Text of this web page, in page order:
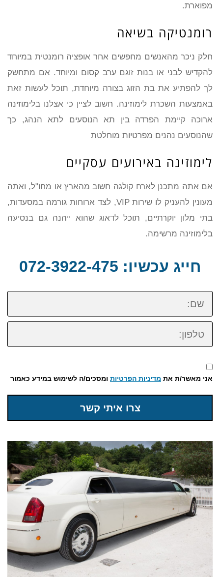
מפוארת.
רומנטיקה בשיאה
חלק ניכר מהאנשים מחפשים אחר אופציה רומנטית במיוחד
להקדיש לבני או בנות זוגם ערב קסום ומיוחד. אם מתחשק
לך להפתיע את בת הזוג בצורה מיוחדת, תוכל לעשות זאת
באמצעות השכרת לימוזינה. חשוב לציין כי אצלנו בלימוזינה
ארוכה קיימת הפרדה בין תא הנוסעים לתא הנהג, כך
שהנוסעים נהנים מפרטיות מוחלטת
לימוזינה באירועים עסקיים
אם אתה מתכנן לארח קולגה חשוב מהארץ או מחו"ל, ואתה
מעונין להעניק לו שירות VIP, לצד ארוחות גורמה במסעדות,
בתי מלון יוקרתיים, תוכל לדאוג שהוא ייהנה גם בנסיעה
בלימוזינה מרשימה.
חייג עכשיו: 072-3922-475
שם:
טלפון:
אני מאשר/ת את מדיניות הפרטיות ומסכים/ה לשימוש במידע כאמור
צרו איתי קשר